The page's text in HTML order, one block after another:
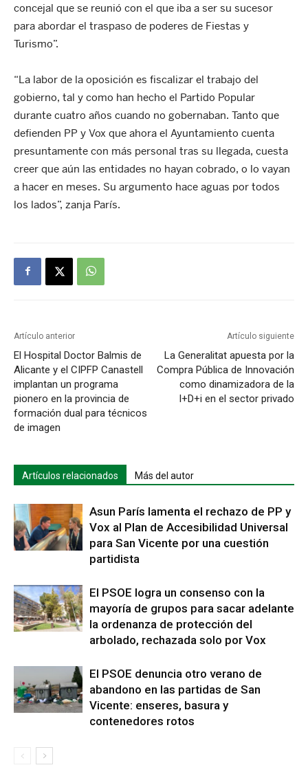
concejal que se reunió con el que iba a ser su sucesor
para abordar el traspaso de poderes de Fiestas y
Turismo”.
“La labor de la oposición es fiscalizar el trabajo del
gobierno, tal y como han hecho el Partido Popular
durante cuatro años cuando no gobernaban. Tanto que
defienden PP y Vox que ahora el Ayuntamiento cuenta
presuntamente con más personal tras su llegada, cuesta
creer que aún las entidades no hayan cobrado, o lo vayan
a hacer en meses. Su argumento hace aguas por todos
los lados”, zanja París.
Artículo anterior
El Hospital Doctor Balmis de
Alicante y el CIPFP Canastell
implantan un programa
pionero en la provincia de
formación dual para técnicos
de imagen
Artículo siguiente
La Generalitat apuesta por la
Compra Pública de Innovación
como dinamizadora de la
I+D+i en el sector privado
Artículos relacionados Más del autor
Asun París lamenta el rechazo de PP y
Vox al Plan de Accesibilidad Universal
para San Vicente por una cuestión
partidista
El PSOE logra un consenso con la
mayoría de grupos para sacar adelante
la ordenanza de protección del
arbolado, rechazada solo por Vox
El PSOE denuncia otro verano de
abandono en las partidas de San
Vicente: enseres, basura y
contenedores rotos